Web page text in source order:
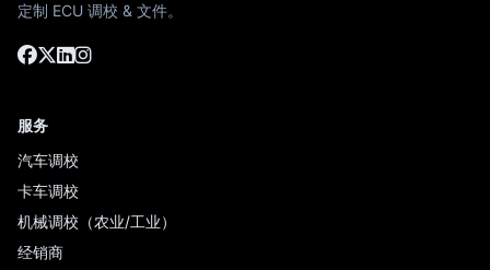
定制 ECU 调校 & 文件。
服务
汽车调校
卡车调校
机械调校（农业/工业）
经销商